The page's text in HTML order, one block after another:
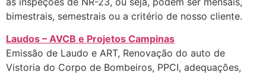
bimestrais, semestrais ou a critério de nosso cliente.
Laudos – AVCB e Projetos Campinas
Emissão de Laudo e ART, Renovação do auto de
Vistoria do Corpo de Bombeiros, PPCI, adequações,